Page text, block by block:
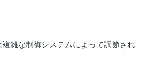
雑な制御システムによって調節され